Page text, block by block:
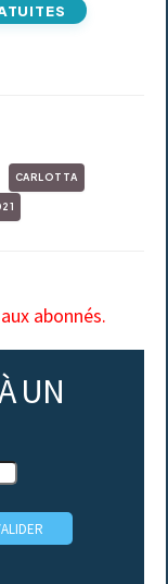
CARLOTTA
abonnés.
UN